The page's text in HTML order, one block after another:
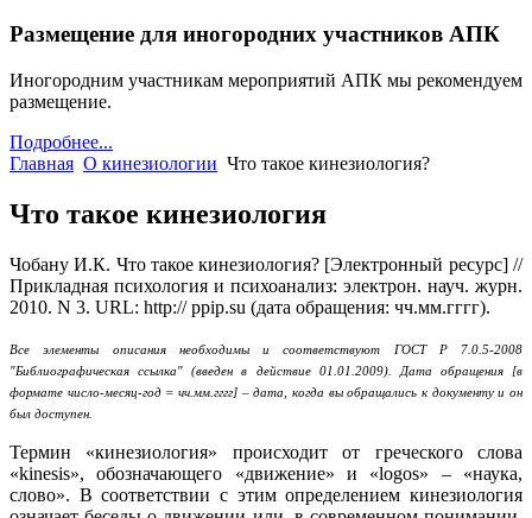
Размещение для иногородних участников АПК
Иногородним участникам мероприятий АПК мы рекомендуем
размещение.
Подробнее...
Главная О кинезиологии Что такое кинезиология?
Что такое кинезиология
Чобану И.К. Что такое кинезиология? [Электронный ресурс] //
Прикладная психология и психоанализ: электрон. науч. журн.
2010. N 3. URL: http:// ppip.su (дата обращения: чч.мм.гггг).
Все элементы описания необходимы и соответствуют ГОСТ Р 7.0.5-2008
"Библиографическая ссылка" (введен в действие 01.01.2009). Дата обращения [в
формате число-месяц-год = чч.мм.гггг] – дата, когда вы обращались к документу и он
был доступен.
Термин «кинезиология» происходит от греческого слова
«kinesis», обозначающего «движение» и «logos» – «наука,
слово». В соответствии с этим определением кинезиология